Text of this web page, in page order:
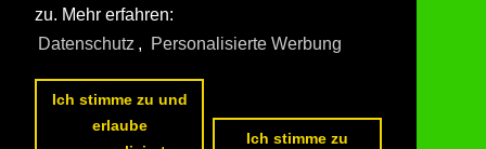
Alle Fotos ausRhön
zu. Mehr erfahren:
Datenschutz , Personalisierte Werbung
Ich stimme zu und
erlaube
Ich stimme zu